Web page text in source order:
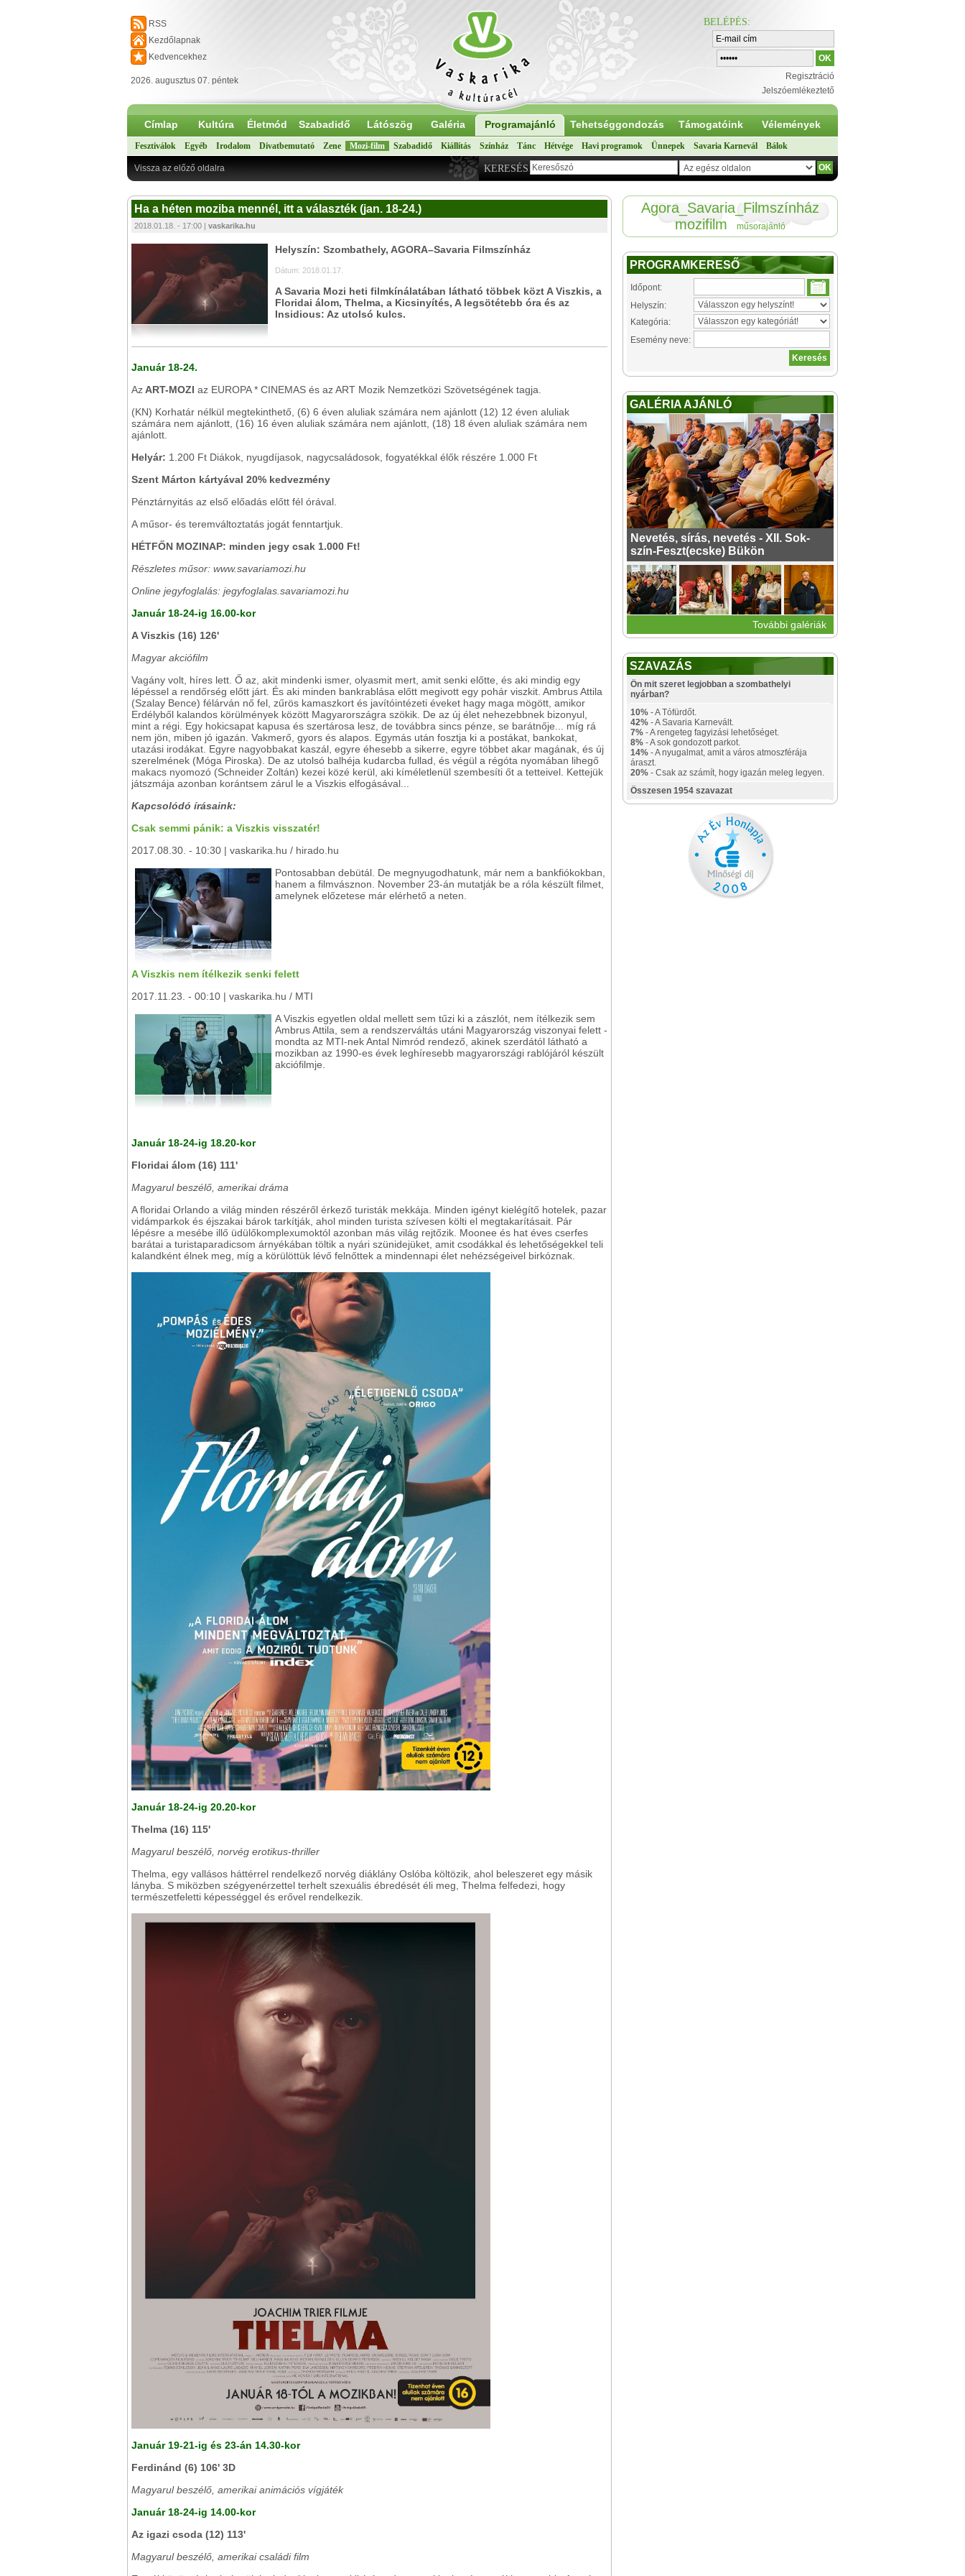
RSS
Kezdőlapnak
Kedvencekhez
2026. augusztus 07. péntek
BELÉPÉS:
Regisztráció
Jelszóemlékeztető
Címlap Kultúra Életmód Szabadidő Látószög Galéria Programajánló Tehetséggondozás Támogatóink Vélemények
Fesztiválok Egyéb Irodalom Divatbemutató Zene Mozi-film Szabadidő Kiállítás Színház Tánc Hétvége Havi programok Ünnepek Savaria Karnevál Bálok
KERESÉS
Vissza az előző oldalra
Ha a héten moziba mennél, itt a választék (jan. 18-24.)
2018.01.18. - 17:00 | vaskarika.hu
Helyszín: Szombathely, AGORA–Savaria Filmszínház
Dátum: 2018.01.17.
A Savaria Mozi heti filmkínálatában látható többek közt A Viszkis, a
Floridai álom, Thelma, a Kicsinyítés, A legsötétebb óra és az
Insidious: Az utolsó kulcs.
Január 18-24.
Az ART-MOZI az EUROPA * CINEMAS és az ART Mozik Nemzetközi Szövetségének tagja.
(KN) Korhatár nélkül megtekinthető, (6) 6 éven aluliak számára nem ajánlott (12) 12 éven aluliak
számára nem ajánlott, (16) 16 éven aluliak számára nem ajánlott, (18) 18 éven aluliak számára nem
ajánlott.
Helyár: 1.200 Ft Diákok, nyugdíjasok, nagycsaládosok, fogyatékkal élők részére 1.000 Ft
Szent Márton kártyával 20% kedvezmény
Pénztárnyitás az első előadás előtt fél órával.
A műsor- és teremváltoztatás jogát fenntartjuk.
HÉTFŐN MOZINAP: minden jegy csak 1.000 Ft!
Részletes műsor: www.savariamozi.hu
Online jegyfoglalás: jegyfoglalas.savariamozi.hu
Január 18-24-ig 16.00-kor
A Viszkis (16) 126'
Magyar akciófilm
Vagány volt, híres lett. Ő az, akit mindenki ismer, olyasmit mert, amit senki előtte, és aki mindig egy
lépéssel a rendőrség előtt járt. És aki minden bankrablása előtt megivott egy pohár viszkit. Ambrus Attila
(Szalay Bence) félárván nő fel, zűrös kamaszkort és javítóintézeti éveket hagy maga mögött, amikor
Erdélyből kalandos körülmények között Magyarországra szökik. De az új élet nehezebbnek bizonyul,
mint a régi. Egy hokicsapat kapusa és szertárosa lesz, de továbbra sincs pénze, se barátnője... míg rá
nem jön, miben jó igazán. Vakmerő, gyors és alapos. Egymás után fosztja ki a postákat, bankokat,
utazási irodákat. Egyre nagyobbakat kaszál, egyre éhesebb a sikerre, egyre többet akar magának, és új
szerelmének (Móga Piroska). De az utolsó balhéja kudarcba fullad, és végül a régóta nyomában lihegő
makacs nyomozó (Schneider Zoltán) kezei közé kerül, aki kíméletlenül szembesíti őt a tetteivel. Kettejük
játszmája azonban korántsem zárul le a Viszkis elfogásával...
Kapcsolódó írásaink:
Csak semmi pánik: a Viszkis visszatér!
2017.08.30. - 10:30 | vaskarika.hu / hirado.hu
Pontosabban debütál. De megnyugodhatunk, már nem a bankfiókokban,
hanem a filmvásznon. November 23-án mutatják be a róla készült filmet,
amelynek előzetese már elérhető a neten.
A Viszkis nem ítélkezik senki felett
2017.11.23. - 00:10 | vaskarika.hu / MTI
A Viszkis egyetlen oldal mellett sem tűzi ki a zászlót, nem ítélkezik sem
Ambrus Attila, sem a rendszerváltás utáni Magyarország viszonyai felett -
mondta az MTI-nek Antal Nimród rendező, akinek szerdától látható a
mozikban az 1990-es évek leghíresebb magyarországi rablójáról készült
akciófilmje.
Január 18-24-ig 18.20-kor
Floridai álom (16) 111'
Magyarul beszélő, amerikai dráma
A floridai Orlando a világ minden részéről érkező turisták mekkája. Minden igényt kielégítő hotelek, pazar
vidámparkok és éjszakai bárok tarkítják, ahol minden turista szívesen költi el megtakarításait. Pár
lépésre a mesébe illő üdülőkomplexumoktól azonban más világ rejtőzik. Moonee és hat éves cserfes
barátai a turistaparadicsom árnyékában töltik a nyári szünidejüket, amit csodákkal és lehetőségekkel teli
kalandként élnek meg, míg a körülöttük lévő felnőttek a mindennapi élet nehézségeivel birkóznak.
Január 18-24-ig 20.20-kor
Thelma (16) 115'
Magyarul beszélő, norvég erotikus-thriller
Thelma, egy vallásos háttérrel rendelkező norvég diáklány Oslóba költözik, ahol beleszeret egy másik
lányba. S miközben szégyenérzettel terhelt szexuális ébredését éli meg, Thelma felfedezi, hogy
természetfeletti képességgel és erővel rendelkezik.
Január 19-21-ig és 23-án 14.30-kor
Ferdinánd (6) 106' 3D
Magyarul beszélő, amerikai animációs vígjáték
Január 18-24-ig 14.00-kor
Az igazi csoda (12) 113'
Magyarul beszélő, amerikai családi film
Agora_Savaria_Filmszínház
mozifilm
műsorajánló
PROGRAMKERESŐ
Időpont:
Helyszín:
Kategória:
Esemény neve:
GALÉRIA AJÁNLÓ
Nevetés, sírás, nevetés - XII. Sok-
szín-Feszt(ecske) Bükön
További galériák
SZAVAZÁS
Ön mit szeret legjobban a szombathelyi
nyárban?
10% - A Tófürdőt.
42% - A Savaria Karnevált.
7% - A rengeteg fagyizási lehetőséget.
8% - A sok gondozott parkot.
14% - A nyugalmat, amit a város atmoszférája
áraszt.
20% - Csak az számít, hogy igazán meleg legyen.
Összesen 1954 szavazat